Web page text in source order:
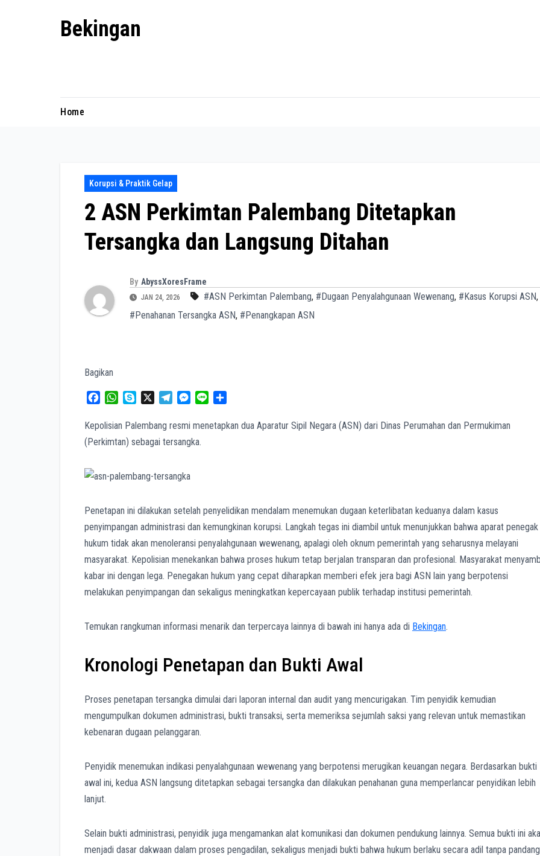
Bekingan
Home
Korupsi & Praktik Gelap
2 ASN Perkimtan Palembang Ditetapkan
Tersangka dan Langsung Ditahan
By AbyssXoresFrame
JAN 24, 2026 #ASN Perkimtan Palembang, #Dugaan Penyalahgunaan Wewenang, #Kasus Korupsi ASN,
#Penahanan Tersangka ASN, #Penangkapan ASN
Bagikan
c
e
o
W
a
t
p
y
p
l
e
a
M
s
s
n
a
Kepolisian Palembang resmi menetapkan dua Aparatur Sipil Negara (ASN) dari Dinas Perumahan dan Permukiman
(Perkimtan) sebagai tersangka.
Penetapan ini dilakukan setelah penyelidikan mendalam menemukan dugaan keterlibatan keduanya dalam kasus
penyimpangan administrasi dan kemungkinan korupsi. Langkah tegas ini diambil untuk menunjukkan bahwa aparat penegak
hukum tidak akan menoleransi penyalahgunaan wewenang, apalagi oleh oknum pemerintah yang seharusnya melayani
masyarakat. Kepolisian menekankan bahwa proses hukum tetap berjalan transparan dan profesional. Masyarakat
kabar ini dengan lega. Penegakan hukum yang cepat diharapkan memberi efek jera bagi ASN lain yang berpotensi
melakukan penyimpangan dan sekaligus meningkatkan kepercayaan publik terhadap institusi pemerintah.
Temukan rangkuman informasi menarik dan terpercaya lainnya di bawah ini hanya ada di Bekingan.
Kronologi Penetapan dan Bukti Awal
Proses penetapan tersangka dimulai dari laporan internal dan audit yang mencurigakan. Tim penyidik kemudian
mengumpulkan dokumen administrasi, bukti transaksi, serta memeriksa sejumlah saksi yang relevan untuk memastikan
kebenaran dugaan pelanggaran.
Penyidik menemukan indikasi penyalahgunaan wewenang yang berpotensi merugikan keuangan negara. Berdasarkan bukti
awal ini, kedua ASN langsung ditetapkan sebagai tersangka dan dilakukan penahanan guna memperlancar penyidikan lebih
lanjut.
Selain bukti administrasi, penyidik juga mengamankan alat komunikasi dan dokumen pendukung lainnya. Semua bukti ini
menjadi dasar dakwaan dalam proses pengadilan, sekaligus menjadi bukti bahwa hukum berlaku secara adil tanpa pandang